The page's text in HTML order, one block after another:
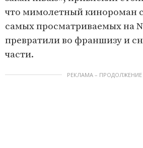
что мимолетный кинороман
самых просматриваемых на
превратили во франшизу и
части.
РЕКЛАМА –